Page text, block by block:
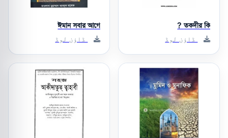
তকদীর কি ?
ڈاؤن لوڈ
ঈমান সবার আগে
ڈاؤن لوڈ